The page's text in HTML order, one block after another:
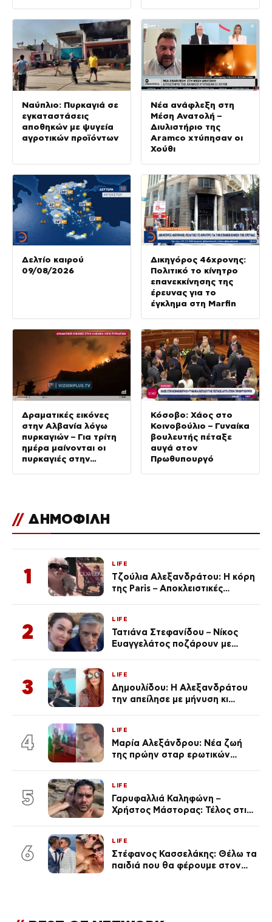
Ναύπλιο: Πυρκαγιά σε
εγκαταστάσεις
αποθηκών με ψυγεία
αγροτικών προϊόντων
Νέα ανάφλεξη στη
Μέση Ανατολή –
Διυλιστήριο της
Aramco χτύπησαν οι
Χούθι
Δελτίο καιρού
09/08/2026
Δικηγόρος 46χρονης:
Πολιτικό το κίνητρο
επανεκκίνησης της
έρευνας για το
έγκλημα στη Marfin
Δραματικές εικόνες
στην Αλβανία λόγω
πυρκαγιών – Για τρίτη
ημέρα μαίνονται οι
πυρκαγιές στην
Κόσοβο: Χάος στο
Κοινοβούλιο – Γυναίκα
βουλευτής πέταξε
αυγά στον
Πρωθυπουργό
// ΔΗΜΟΦΙΛΗ
1
LIFE
Τζούλια Αλεξανδράτου: Η κόρη
της Paris – Αποκλειστικές
2
LIFE
Τατιάνα Στεφανίδου – Νίκος
Ευαγγελάτος ποζάρουν με
3
LIFE
Δημουλίδου: Η Αλεξανδράτου
την απείλησε με μήνυση κι
ποια είσαι σοκαρίστικα»
4
LIFE
Μαρία Αλεξάνδρου: Νέα ζωή
της πρώην σταρ ερωτικών
(Φωτογραφίες)
5
LIFE
Γαρυφαλλιά Καληφώνη –
Χρήστος Μάστορας: Τέλος στις
6
LIFE
Στέφανος Κασσελάκης: Θέλω τα
παιδιά που θα φέρουμε στον